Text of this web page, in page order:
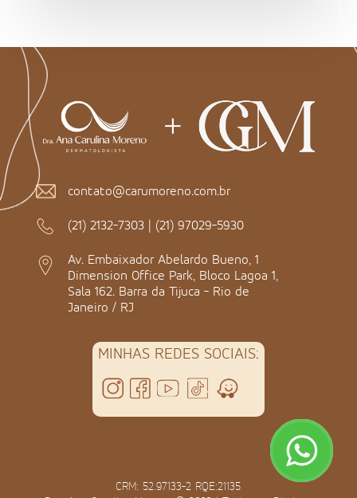
contato@carumoreno.com.br
(21) 2132-7303 | (21) 97029-5930
Av. Embaixador Abelardo Bueno, 1
Dimension Office Park, Bloco Lagoa 1,
Sala 162. Barra da Tijuca - Rio de
Janeiro / RJ
MINHAS REDES SOCIAIS:
CRM: 52.97133-2 RQE:21135